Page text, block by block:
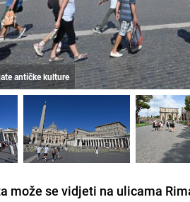
antičke kulture
može se vidjeti na ulicama